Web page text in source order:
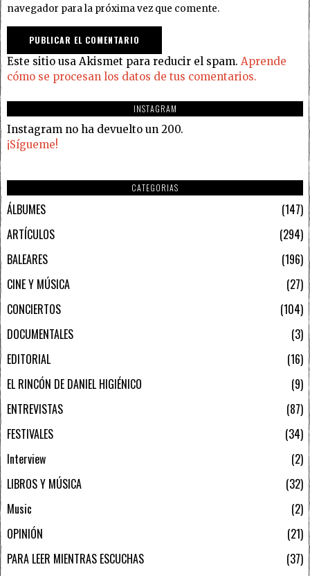
navegador para la próxima vez que comente.
Este sitio usa Akismet para reducir el spam. Aprende
cómo se procesan los datos de tus comentarios.
INSTAGRAM
Instagram no ha devuelto un 200.
¡Sígueme!
CATEGORIAS
ÁLBUMES
147
ARTÍCULOS
294
BALEARES
196
CINE Y MÚSICA
27
CONCIERTOS
104
DOCUMENTALES
3
EDITORIAL
16
EL RINCÓN DE DANIEL HIGIÉNICO
9
ENTREVISTAS
87
FESTIVALES
34
Interview
2
LIBROS Y MÚSICA
32
Music
2
OPINIÓN
21
PARA LEER MIENTRAS ESCUCHAS
37